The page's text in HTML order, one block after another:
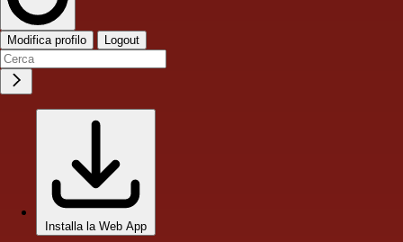
Modifica profilo Logout
Installa la Web App